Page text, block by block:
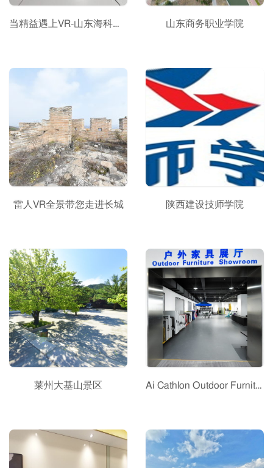
当精益遇上VR-山东海科化工集团VR呈现 山东商务职业学院
雷人VR全景带您走进长城 陕西建设技师学院
莱州大基山景区 Ai Cathlon Outdoor Furniture Showroom